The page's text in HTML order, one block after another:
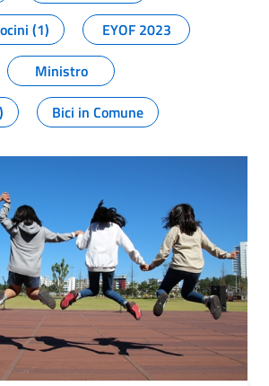
(1)
EYOF 2023
Ministro
Bici in Comune